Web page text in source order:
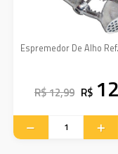
Espremedor De Alho
R$ 12,99 R$ 12